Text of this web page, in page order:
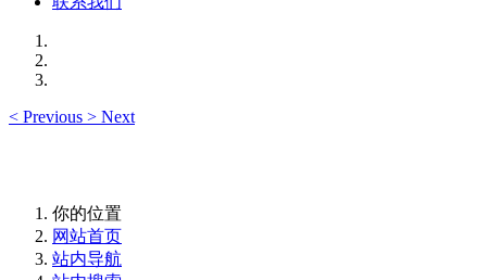
< Previous > Next
你的位置
网站首页
站内导航